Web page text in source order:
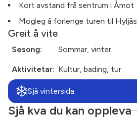
Kort avstand frå sentrum i Åmot
Mogleg å forlenge turen til Hyljås
Greit å vite
Sesong: Sommar, vinter
Aktivitetar: Kultur, bading, tur
Sjå vintersida
Sjå kva du kan oppleva